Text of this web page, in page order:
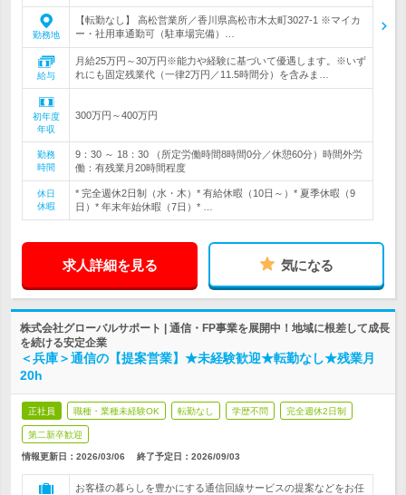
勤務地
【転勤なし】 高松営業所／香川県高松市木太町3027-1 ※マイカ
ー・社用車通勤可（駐車場完備）…
給与
月給25万円～30万円※能力や経験に基づいて優遇します。※いず
れにも固定残業代（一律2万円／11.5時間分）を含みま…
初年度
年収
300万円～400万円
勤務
時間
9：30 ～ 18：30 （所定労働時間8時間0分／休憩60分）時間外労
働：有残業月20時間程度
休日
休暇
* 完全週休2日制（水・木）* 有給休暇（10日～）* 夏季休暇（9
日）* 年末年始休暇（7日）* …
求人詳細を見る 気になる
株式会社グローバルサポート | 通信・FP事業を展開中！地域に根差して成長
を続ける安定企業
＜兵庫＞通信の【提案営業】★未経験歓迎★転勤なし★残業月
20h
正社員 職種・業種未経験OK 転勤なし 学歴不問 完全週休2日制
第二新卒歓迎
情報更新日：2026/03/06 終了予定日： 2026/09/03
お客様の暮らしを豊かにする通信回線サービスの提案などをお任